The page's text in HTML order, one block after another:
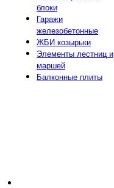
блоки
Гаражи
железобетонные
ЖБИ козырьки
Элементы лестниц и
маршей
Балконные плиты